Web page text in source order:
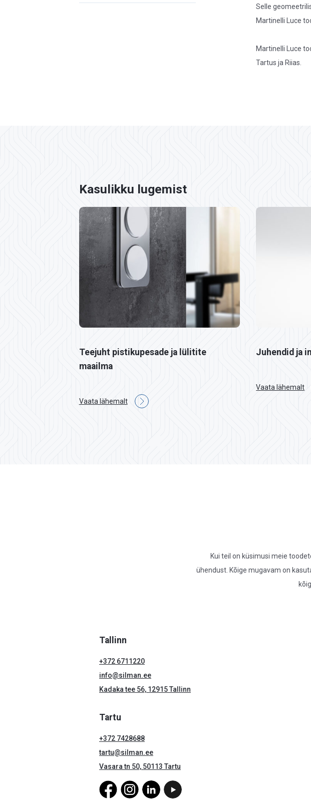
Selle
Martinelli Luce
Martinelli Luce
Tartus ja Riias.
Kasulikku lugemist
Teejuht pistikupesade ja lülitite
maailma
Vaata lähemalt
Juhendid ja
Vaata lähemalt
Kui teil on küsimusi meie
ühendust. Kõige mugavam on
Tallinn
+372 6711220
info@silman.ee
Kadaka tee 56, 12915 Tallinn
Tartu
+372 7428688
tartu@silman.ee
Vasara tn 50, 50113 Tartu